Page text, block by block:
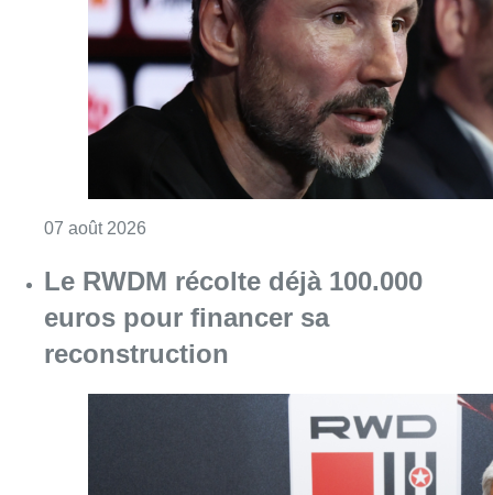
07 août 2026
Le RWDM récolte déjà 100.000
euros pour financer sa
reconstruction